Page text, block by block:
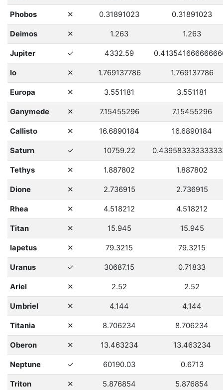
Phobos ✕ 0.31891023 0.31891023
Deimos ✕ 1.263 1.263
Jupiter ✓ano 4332.59
Io ✕ 1.769137786 1.769137786
Europa ✕ 3.551181 3.551181
Ganymede ✕ 7.15455296 7.15455296
Callisto ✕ 16.6890184 16.6890184
Saturn ✓ano 10759.22
Tethys ✕ 1.887802 1.887802
Dione ✕ 2.736915 2.736915
Rhea ✕ 4.518212 4.518212
Titan ✕ 15.945 15.945
Iapetus ✕ 79.3215 79.3215
Uranus ✓ano 30687.15 0.71833
Ariel ✕ 2.52 2.52
Umbriel ✕ 4.144 4.144
Titania ✕ 8.706234 8.706234
Oberon ✕ 13.463234 13.463234
Neptune ✓ano 60190.03 0.6713
Triton ✕ 5.876854 5.876854